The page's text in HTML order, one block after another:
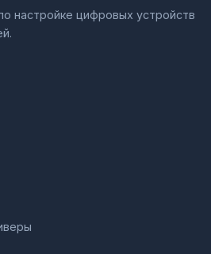
настройке цифровых устройств